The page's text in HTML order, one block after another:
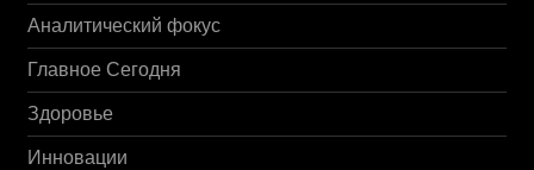
Аналитический фокус
Главное Сегодня
Здоровье
Инновации